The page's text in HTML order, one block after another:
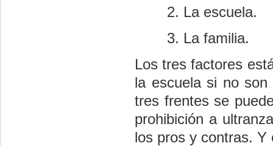
La escuela.
La familia.
Los tres factores
la escuela si no son
tres frentes se
prohibición a
los pros y contras. Y